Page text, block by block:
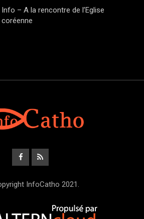
Info – A la rencontre de l’Eglise
coréenne
InfoCatho 2021.